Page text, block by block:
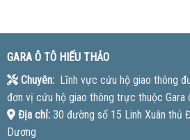
GARA Ô TÔ HIẾU THẢO
Chuyên:Lĩnh vực cứu hộ giao thông
đơn vị cứu hộ giao thông trực thuộc Gara
Địa chỉ:30 đường số 15 Linh Xuân thủ
Dương